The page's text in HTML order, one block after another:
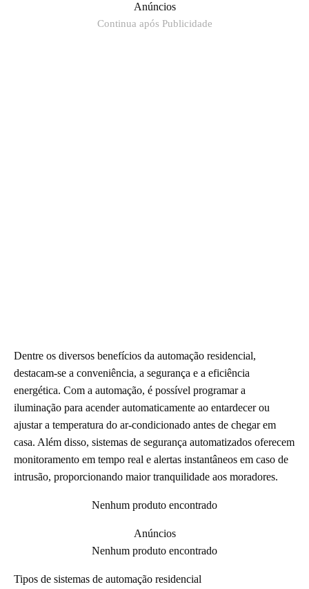
Anúncios
Continua após Publicidade
Dentre os diversos benefícios da automação residencial,
destacam-se a conveniência, a segurança e a eficiência
energética. Com a automação, é possível programar a
iluminação para acender automaticamente ao entardecer ou
ajustar a temperatura do ar-condicionado antes de chegar em
casa. Além disso, sistemas de segurança automatizados oferecem
monitoramento em tempo real e alertas instantâneos em caso de
intrusão, proporcionando maior tranquilidade aos moradores.
Nenhum produto encontrado
Anúncios
Nenhum produto encontrado
Tipos de sistemas de automação residencial